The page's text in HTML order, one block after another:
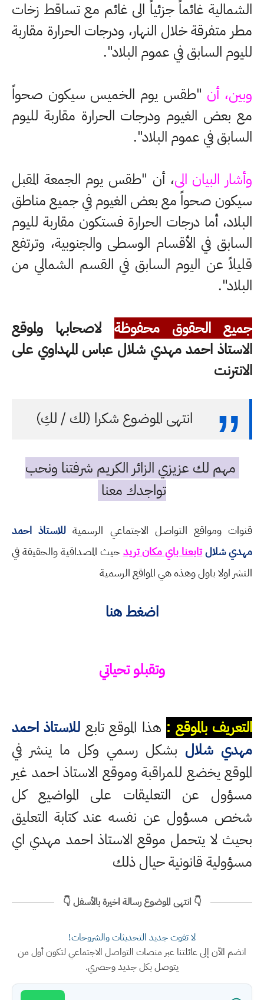
الشمالية غائماً جزئياً الى غائم مع تساقط زخات
مطر متفرقة خلال النهار، ودرجات الحرارة مقاربة
لليوم السابق في عموم البلاد".
وبين، أن "طقس يوم الخميس سيكون صحواً
مع بعض الغيوم ودرجات الحرارة مقاربة لليوم
السابق في عموم البلاد".
وأشار البيان الى، أن "طقس يوم الجمعة المقبل
سيكون صحواً مع بعض الغيوم في جميع مناطق
البلاد، أما درجات الحرارة فستكون مقاربة لليوم
السابق في الأقسام الوسطى والجنوبية، وترتفع
قليلاً عن اليوم السابق في القسم الشمالي من
البلاد".
جميع الحقوق محفوظة لاصحابها ولموقع
الاستاذ احمد مهدي شلال عباس المهداوي على
الانترنت
انتهى الموضوع شكرا (لك / لكِ)
مهم لك عزيزي الزائر الكريم شرفتنا ونحب
تواجدك معنا
قنوات ومواقع التواصل الاجتماعي الرسمية للاستاذ احمد
مهدي شلالتابعنا باي مكان تريدحيث المصداقية والحقيقة في
النشر اولا باول وهذه هي المواقع الرسمية
اضغط هنا
وتقبلو تحياتي
التعريف بالموقع : هذا الموقع تابع للاستاذ احمد
مهدي شلال بشكل رسمي وكل ما ينشر في
الموقع يخضع للمراقبة وموقع الاستاذ احمد غير
مسؤول عن التعليقات على المواضيع كل
شخص مسؤول عن نفسه عند كتابة التعليق
بحيث لا يتحمل موقع الاستاذ احمد مهدي اي
مسؤولية قانونية حيال ذلك
👇 انتهى الموضوع رسالة اخيرة بالأسفل 👇
لا تفوت جديد التحديثات والشروحات!
انضم الآن إلى عائلتنا عبر منصات التواصل الاجتماعي لتكون أول من
يتوصل بكل جديد وحصري.